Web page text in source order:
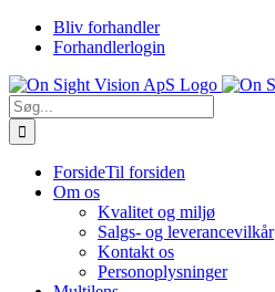
Skip
Bliv forhandler
Forhandlerlogin
Søg
efter:
ForsideTil forsiden
Om os
Kvalitet og miljø
Salgs- og leverancevilkår
Kontakt os
Personoplysninger